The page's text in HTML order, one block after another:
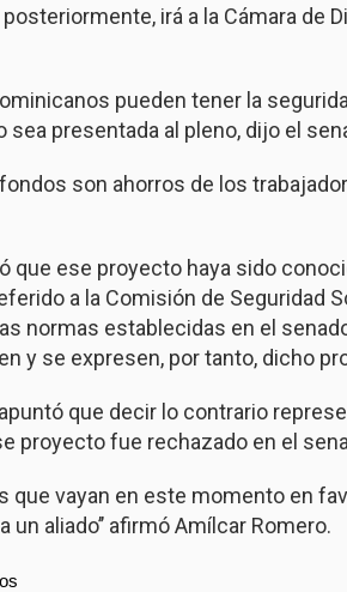
irá a la Cámara de
pueden tener la
sea presentada al pleno, dijo el
son ahorros de los
que ese proyecto haya sido
a la Comisión de Seguridad
normas establecidas en el
y se expresen, por tanto, dicho
que decir lo contrario
proyecto fue rechazado en el
que vayan en este momento en
un aliado’’ afirmó Amílcar Romero.